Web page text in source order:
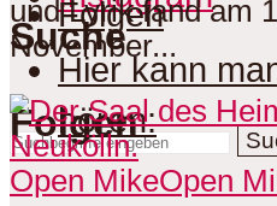
Suche
Hier kann
hören:
Folgen
Folgen
und Lyrik fand am
November...
Open MikeOpen